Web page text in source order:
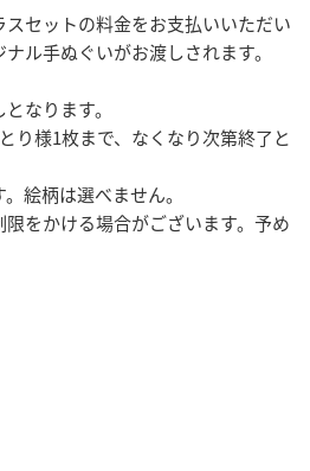
スセットの料金をお支払いいただい
ル手ぬぐいがお渡しされます。
なります。
り様1枚まで、なくなり次第終了と
絵柄は選べません。
をかける場合がございます。予め